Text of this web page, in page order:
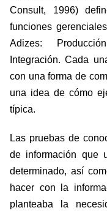
Consult, 1996)
funciones
Adizes:
Integración. Cada
con una forma de
una idea de cómo
típica.
Las pruebas de
de información que
determinado, así
hacer con la
planteaba la